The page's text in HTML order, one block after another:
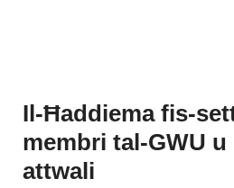
Il-Ħaddiema fis-
membri tal-GWU
attwali